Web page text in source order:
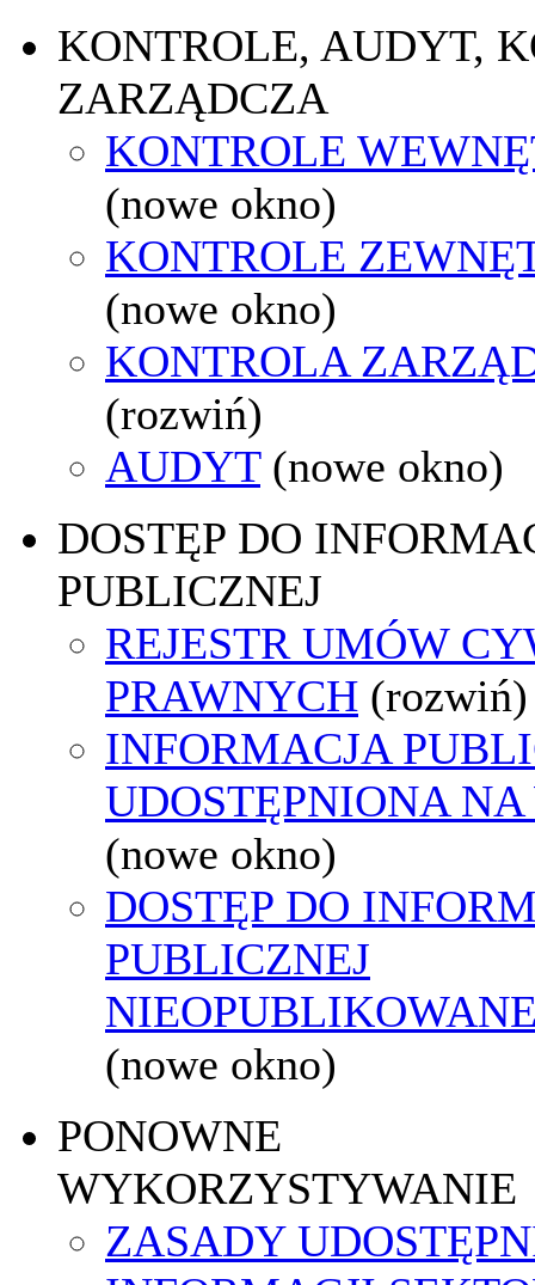
KONTROLE, AUDYT,
ZARZĄDCZA
KONTROLE
(nowe okno)
KONTROLE
(nowe okno)
KONTROLA
(rozwiń)
AUDYT (nowe okno)
DOSTĘP DO
PUBLICZNEJ
REJESTR UMÓW
PRAWNYCH (rozwiń)
INFORMACJA
UDOSTĘPNIONA
(nowe okno)
DOSTĘP DO
PUBLICZNEJ
(nowe okno)
PONOWNE
WYKORZYSTYWANIE
ZASADY